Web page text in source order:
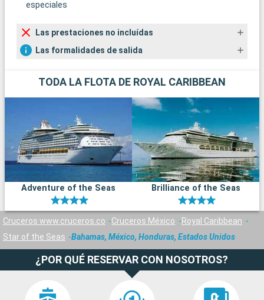
especiales
Las prestaciones no incluídas
Las formalidades de salida
TODA LA FLOTA DE ROYAL CARIBBEAN
Adventure of the Seas Brilliance of the Seas
Cruceros www.cruceros.co Cruceros México
Royal Caribbean
Star of the Seas
Bahamas, México, Honduras, Estados Unidos
¿POR QUÉ RESERVAR CON NOSOTROS?